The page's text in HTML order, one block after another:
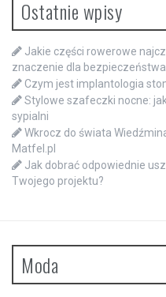
Ostatnie wpisy
Jakie części rowerowe
znaczenie dla
Czym jest implantologia
Stylowe szafeczki nocne:
sypialni
Wkrocz do świata
Matfel.pl
Jak dobrać odpowiednie
Twojego projektu?
Moda